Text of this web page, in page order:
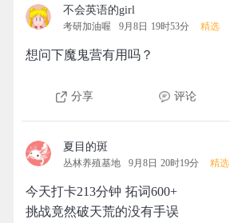
不会英语的girl
考研加油喔 9月8日 19时53分 精选
想问下魔鬼营有用吗？
分享 评论
夏目的斑
丛林养殖基地 9月8日 20时19分 精选
今天打卡213分钟 拓词600+
挑战竟然破天荒的没有手误